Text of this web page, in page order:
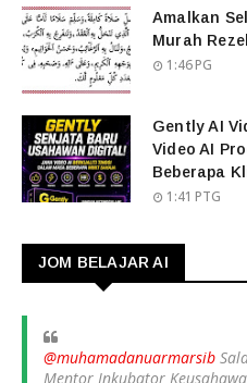
Amalkan
Murah
1:46 PG
Gently AI
Video AI
Beberapa
1:41 PTG
JOM BELAJAR AI
@muhamadanuarmarsib
Mentor Inkubator